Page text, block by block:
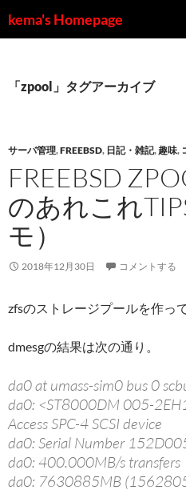
ン
キ
kema's Homepage
索
「zpool」タグアーカイブ
サーバ管理,FREEBSD, 日記・雑記,趣味,
FREEBSD
のあれこれ
モ）
2018年12月30日 コメントする
zfsのストレージプールを作っ
dmesgの結果は次の通り。
da0 at umass-sim0 bus 0
da0: <ST8000DM 005-
Access SPC-4 SCSI device
da0: Serial Number
da0: 400.000MB/s transfers
da0: 7630885MB